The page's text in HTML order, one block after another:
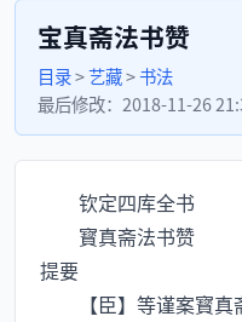
宝真斋法书赞
目录>艺藏>书法
最后修改： 2018-11-26
钦定四库全
寳真斋法书赞
提要
【臣】等谨案寳真